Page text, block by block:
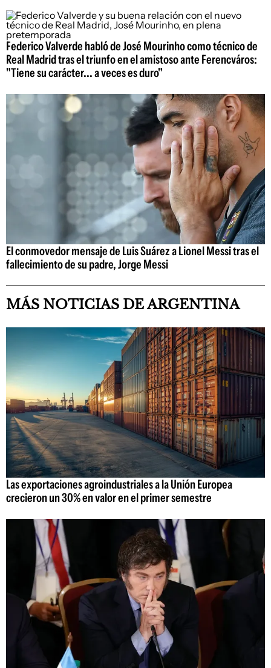
Federico Valverde habló de José Mourinho como técnico de
Real Madrid tras el triunfo en el amistoso ante Ferencváros:
"Tiene su carácter... a veces es duro"
El conmovedor mensaje de Luis Suárez a Lionel Messi tras el
fallecimiento de su padre, Jorge Messi
MÁS NOTICIAS DE ARGENTINA
Las exportaciones agroindustriales a la Unión Europea
crecieron un 30% en valor en el primer semestre